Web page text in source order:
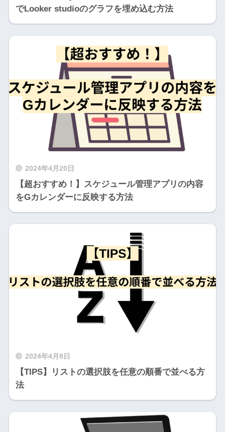
でLooker studioのグラフを埋め込む方法
2024年4月20日
【超おすすめ！】スケジュール管理アプリの内容
をGカレンダーに反映する方法
2024年4月8日
【TIPS】リストの選択肢を任意の順番で並べる方
法